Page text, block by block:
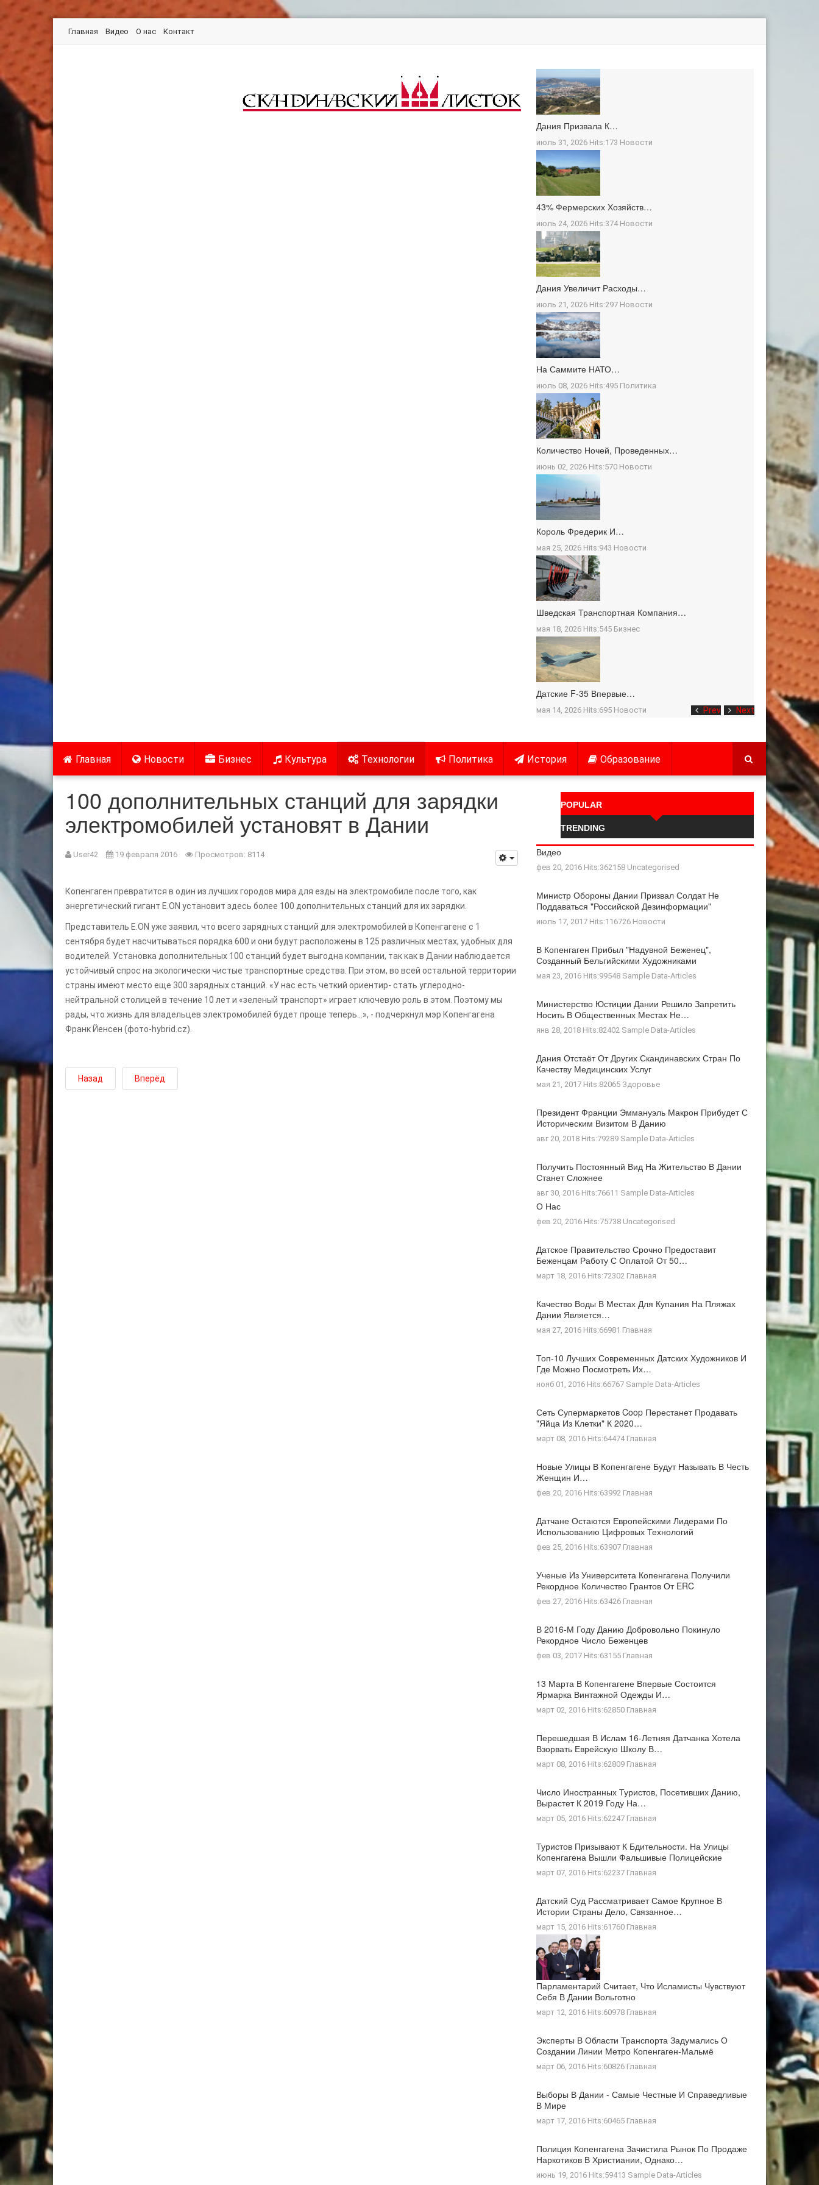
Главная Видео О нас Контакт
Prev Next
Дания Призвала К…
июль 31, 2026 Hits:173 Новости
43% Фермерских Хозяйств…
июль 24, 2026 Hits:374 Новости
Дания Увеличит Расходы…
июль 21, 2026 Hits:297 Новости
На Саммите НАТО…
июль 08, 2026 Hits:495 Политика
Количество Ночей, Проведенных…
июнь 02, 2026 Hits:570 Новости
Король Фредерик И…
мая 25, 2026 Hits:943 Новости
Шведская Транспортная Компания…
мая 18, 2026 Hits:545 Бизнес
Датские F-35 Впервые…
мая 14, 2026 Hits:695 Новости
Главная Новости Бизнес Культура Технологии Политика История Образование
100 дополнительных станций для зарядки
электромобилей установят в Дании
User42 19 февраля 2016 Просмотров: 8114
Копенгаген превратится в один из лучших городов мира для езды на электромобиле после того, как
энергетический гигант E.ON установит здесь более 100 дополнительных станций для их зарядки.
Представитель E.ON уже заявил, что всего зарядных станций для электромобилей в Копенгагене с 1
сентября будет насчитываться порядка 600 и они будут расположены в 125 различных местах, удобных для
водителей. Установка дополнительных 100 станций будет выгодна компании, так как в Дании наблюдается
устойчивый спрос на экологически чистые транспортные средства. При этом, во всей остальной территории
страны имеют место еще 300 зарядных станций. «У нас есть четкий ориентир- стать углеродно-
нейтральной столицей в течение 10 лет и «зеленый транспорт» играет ключевую роль в этом. Поэтому мы
рады, что жизнь для владельцев электромобилей будет проще теперь…», - подчеркнул мэр Копенгагена
Франк Йенсен (фото-hybrid.cz).
Назад Вперёд
POPULAR
TRENDING
Видео
фев 20, 2016 Hits:362158 Uncategorised
Министр Обороны Дании Призвал Солдат Не
Поддаваться "российской Дезинформации"
июль 17, 2017 Hits:116726 Новости
В Копенгаген Прибыл "Надувной Беженец",
Созданный Бельгийскими Художниками
мая 23, 2016 Hits:99548 Sample Data-Articles
Министерство Юстиции Дании Решило Запретить
Носить В Общественных Местах Не…
янв 28, 2018 Hits:82402 Sample Data-Articles
Дания Отстаёт От Других Скандинавских Стран По
Качеству Медицинских Услуг
мая 21, 2017 Hits:82065 Здоровье
Президент Франции Эммануэль Макрон Прибудет С
Историческим Визитом В Данию
авг 20, 2018 Hits:79289 Sample Data-Articles
Получить Постоянный Вид На Жительство В Дании
Станет Сложнее
авг 30, 2016 Hits:76611 Sample Data-Articles
О Нас
фев 20, 2016 Hits:75738 Uncategorised
Датское Правительство Срочно Предоставит
Беженцам Работу С Оплатой От 50…
март 18, 2016 Hits:72302 Главная
Качество Воды В Местах Для Купания На Пляжах
Дании Является…
мая 27, 2016 Hits:66981 Главная
Топ-10 Лучших Современных Датских Художников И
Где Можно Посмотреть Их…
нояб 01, 2016 Hits:66767 Sample Data-Articles
Сеть Супермаркетов Coop Перестанет Продавать
"яйца Из Клетки" К 2020…
март 08, 2016 Hits:64474 Главная
Новые Улицы В Копенгагене Будут Называть В Честь
Женщин И…
фев 20, 2016 Hits:63992 Главная
Датчане Остаются Европейскими Лидерами По
Использованию Цифровых Технологий
фев 25, 2016 Hits:63907 Главная
Ученые Из Университета Копенгагена Получили
Рекордное Количество Грантов От ERC
фев 27, 2016 Hits:63426 Главная
В 2016-М Году Данию Добровольно Покинуло
Рекордное Число Беженцев
фев 03, 2017 Hits:63155 Главная
13 Марта В Копенгагене Впервые Состоится
Ярмарка Винтажной Одежды И…
март 02, 2016 Hits:62850 Главная
Перешедшая В Ислам 16-Летняя Датчанка Хотела
Взорвать Еврейскую Школу В…
март 08, 2016 Hits:62809 Главная
Число Иностранных Туристов, Посетивших Данию,
Вырастет К 2019 Году На…
март 05, 2016 Hits:62247 Главная
Туристов Призывают К Бдительности. На Улицы
Копенгагена Вышли Фальшивые Полицейские
март 07, 2016 Hits:62237 Главная
Датский Суд Рассматривает Самое Крупное В
Истории Страны Дело, Связанное…
март 15, 2016 Hits:61760 Главная
Парламентарий Считает, Что Исламисты Чувствуют
Себя В Дании Вольготно
март 12, 2016 Hits:60978 Главная
Эксперты В Области Транспорта Задумались О
Создании Линии Метро Копенгаген-Мальмё
март 06, 2016 Hits:60826 Главная
Выборы В Дании - Самые Честные И Справедливые
В Мире
март 17, 2016 Hits:60465 Главная
Полиция Копенгагена Зачистила Рынок По Продаже
Наркотиков В Христиании, Однако…
июнь 19, 2016 Hits:59413 Sample Data-Articles